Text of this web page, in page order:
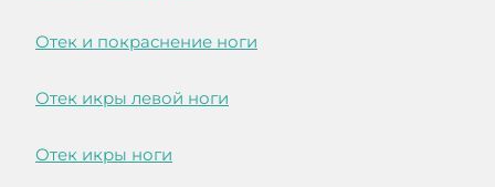
Отек и покраснение ноги
Отек икры левой ноги
Отек икры ноги